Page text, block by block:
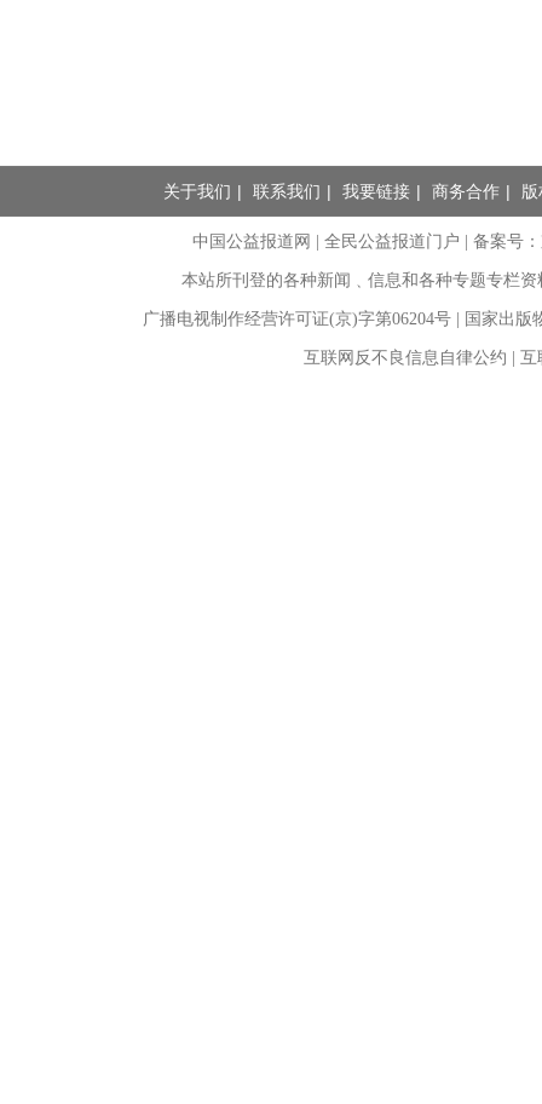
关于我们 | 联系我们 | 我要链接 | 商务合作 |
中国公益报道网 | 全民公益报道门户 |备案号
本站所刊登的各种新闻﹑信息和各种专题专栏
广播电视制作经营许可证(京)字第06204号 | 国家出
互联网反不良信息自律公约 |